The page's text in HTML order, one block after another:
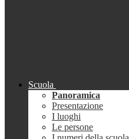
Scuola
Panoramica
Presentazione
I luoghi
Le persone